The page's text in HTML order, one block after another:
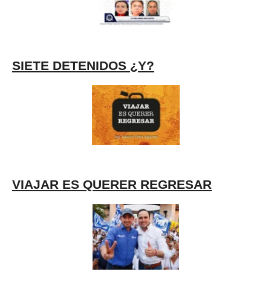
SIETE DETENIDOS ¿Y?
VIAJAR ES QUERER REGRESAR